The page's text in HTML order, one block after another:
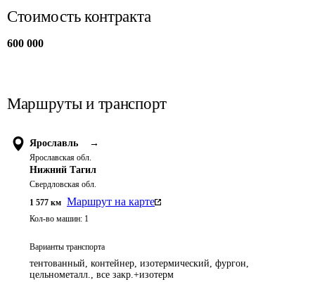
Стоимость контракта
600 000
Маршруты и транспорт
Ярославль →
Ярославская обл.
Нижний Тагил
Свердловская обл.
1 577 км Маршрут на карте
Кол-во машин: 1
Варианты транспорта
тентованный, контейнер, изотермический, фургон,
цельнометалл., все закр.+изотерм